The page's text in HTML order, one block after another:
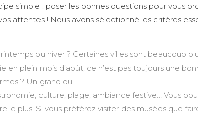
simple : poser les bonnes questions pour vous
attentes ! Nous avons sélectionné les critères
ou hiver ? Certaines villes sont beaucoup
en plein mois d’août, ce n’est pas toujours une
? Un grand oui.
culture, plage, ambiance festive… Vous
le plus. Si vous préférez visiter des musées que